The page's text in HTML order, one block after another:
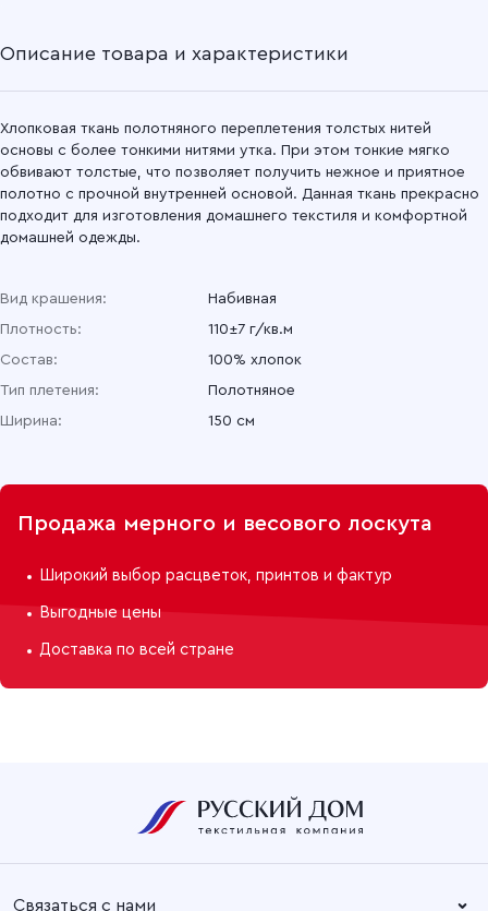
Подробнее
Описание товара и характеристики
Хлопковая ткань полотняного переплетения толстых нитей
основы с более тонкими нитями утка. При этом тонкие мягко
обвивают толстые, что позволяет получить нежное и приятное
полотно с прочной внутренней основой. Данная ткань прекрасно
подходит для изготовления домашнего текстиля и комфортной
домашней одежды.
Вид крашения:
Набивная
Плотность:
110±7 г/кв.м
Состав:
100% хлопок
Тип плетения:
Полотняное
Ширина:
150 см
Продажа мерного и весового лоскута
Широкий выбор расцветок, принтов и фактур
Выгодные цены
Доставка по всей стране
Связаться с нами